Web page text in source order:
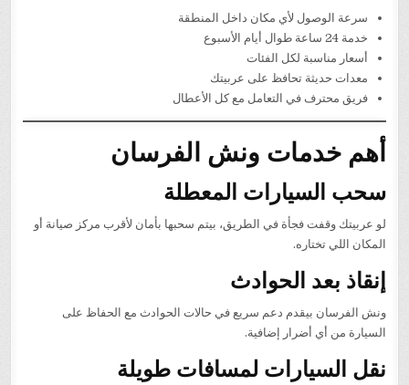
سرعة الوصول لأي مكان داخل المنطقة
خدمة 24 ساعة طوال أيام الأسبوع
أسعار مناسبة لكل الفئات
معدات حديثة تحافظ على عربيتك
فريق محترف في التعامل مع كل الأعطال
أهم خدمات ونش الفرسان
سحب السيارات المعطلة
لو عربيتك وقفت فجأة في الطريق، بيتم سحبها بأمان لأقرب مركز صيانة أو
المكان اللي تختاره.
إنقاذ بعد الحوادث
ونش الفرسان بيقدم دعم سريع في حالات الحوادث مع الحفاظ على
السيارة من أي أضرار إضافية.
نقل السيارات لمسافات طويلة